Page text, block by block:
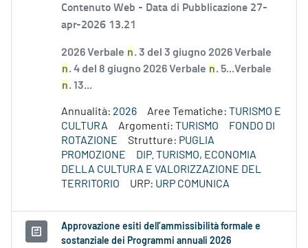
Contenuto Web - Data di Pubblicazione 27-
apr-2026 13.21
2026 Verbale n. 3 del 3 giugno 2026 Verbale
n. 4 del 8 giugno 2026 Verbale n. 5...Verbale
n. 13...
Annualità: 2026 Aree Tematiche: TURISMO E
CULTURA
Argomenti: TURISMO
FONDO DI
ROTAZIONE
Strutture: PUGLIA
PROMOZIONE
DIP. TURISMO, ECONOMIA
DELLA CULTURA E VALORIZZAZIONE DEL
TERRITORIO
URP: URP COMUNICA
Approvazione esiti dell’ammissibilità formale e
sostanziale dei Programmi annuali 2026